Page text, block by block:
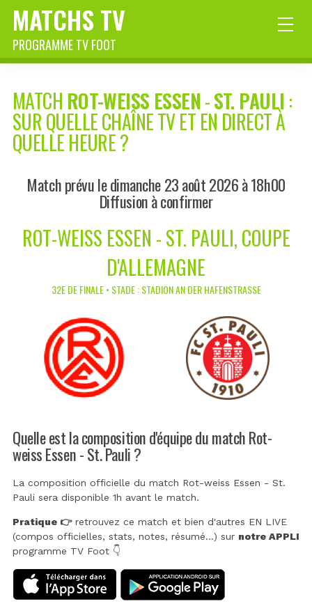
MATCHS TV
PROGRAMME TV FOOT
MATCH ROT-WEISS ESSEN-ST. PAULI:
SUR QUELLE CHAÎNE TV ET EN DIRECT À
QUELLE HEURE ?
Match prévu le dimanche 23 août 2026 à 18h00
Diffusion à confirmer
ROT-WEISS ESSEN - ST. PAULI, COUPE
D'ALLEMAGNE
32E DE FINALE • STADE : STADION AN DER HAFENSTRASSE
Quelle est la composition d'équipe du match Rot-
weiss Essen - St. Pauli ?
La composition officielle du match Rot-weiss Essen - St.
Pauli sera disponible 1h avant le match.
Pratique 👉retrouvez ce match et bien d'autres EN LIVE
(compos officielles, stats, notes, résumé...) sur notre APPLI
programme TV Foot 👇